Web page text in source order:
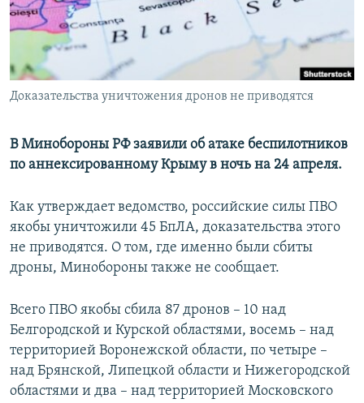
ПОБЕДИТЕЛЕЙ НЕ СУДЯТ?
КРЫМ.НЕПОКОРЕННЫЙ
ELIFBE
УКРАИНСКАЯ ПРОБЛЕМА КРЫМА
ПРИСОЕДИНЯЙТЕСЬ!
Доказательства уничтожения дронов не приводятся
В Минобороны РФ заявили об атаке беспилотников
по аннексированному Крыму в ночь на 24 апреля.
Как утверждает ведомство, российские силы ПВО
якобы уничтожили 45 БпЛА, доказательства этого
не приводятся. О том, где именно были сбиты
дроны, Минобороны также не сообщает.
Всего ПВО якобы сбила 87 дронов – 10 над
Белгородской и Курской областями, восемь – над
территорией Воронежской области, по четыре –
над Брянской, Липецкой области и Нижегородской
областями и два – над территорией Московского